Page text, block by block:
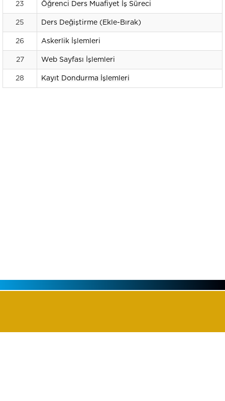
23 Öğrenci Ders Muafiyet İş Süreci
25 Ders Değiştirme (Ekle-Bırak)
26 Askerlik İşlemleri
27 Web Sayfası İşlemleri
28 Kayıt Dondurma İşlemleri